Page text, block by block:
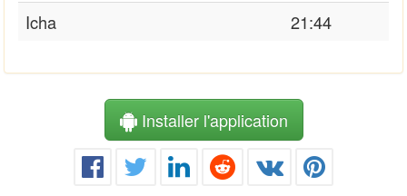
Icha
21:44
Installer l'application